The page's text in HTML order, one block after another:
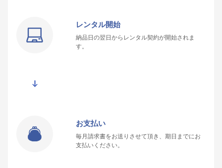
レンタル開始
納品日の翌日からレンタル契約が開始されま
す。
お支払い
毎月請求書をお送りさせて頂き、期日までにお
支払いください。